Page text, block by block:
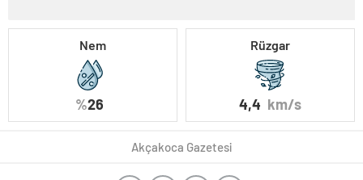
Nem
%26
Rüzgar
4,4 km/s
Akçakoca Gazetesi